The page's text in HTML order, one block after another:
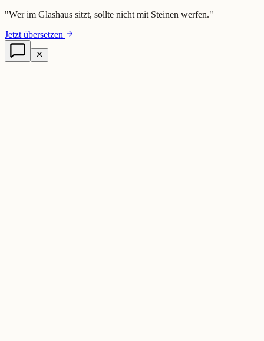
"Wer im Glashaus sitzt, sollte nicht mit Steinen werfen."
Jetzt übersetzen